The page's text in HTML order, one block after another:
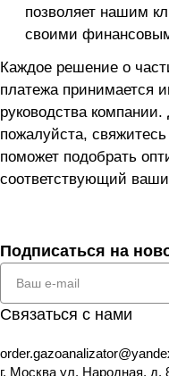
позволяет нашим
своими
Каждое решение о
платежа принимается
руководства
пожалуйста,
поможет подобрать
соответствующий
Подписаться на
Связаться с нами
г. Москва ул. Народная, д.